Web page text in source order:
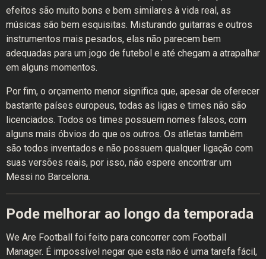
efeitos são muito bons e bem similares à vida real, as
músicas são bem esquisitas. Misturando guitarras e outros
instrumentos mais pesados, elas não parecem bem
adequadas para um jogo de futebol e até chegam a atrapalhar
em alguns momentos.
Por fim, o orçamento menor significa que, apesar de oferecer
bastante países europeus, todas as ligas e times não são
licenciados. Todos os times possuem nomes falsos, com
alguns mais óbvios do que os outros. Os atletas também
são todos inventados e não possuem qualquer ligação com
suas versões reais, por isso, não espere encontrar um
Messi no Barcelona.
Pode melhorar ao longo da temporada
We Are Football foi feito para concorrer com Football
Manager. É impossível negar que esta não é uma tarefa fácil,